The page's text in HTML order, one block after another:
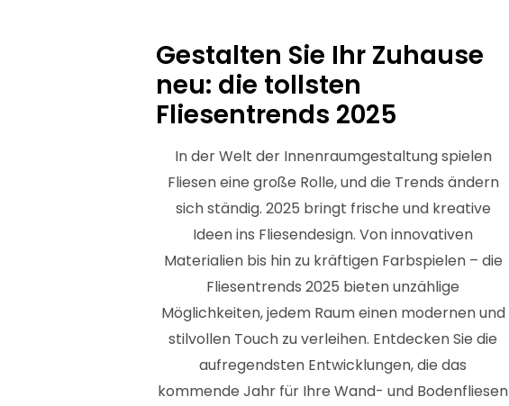
Gestalten Sie Ihr Zuhause
neu: die tollsten
Fliesentrends 2025
In der Welt der Innenraumgestaltung spielen
Fliesen eine große Rolle, und die Trends ändern
sich ständig. 2025 bringt frische und kreative
Ideen ins Fliesendesign. Von innovativen
Materialien bis hin zu kräftigen Farbspielen – die
Fliesentrends 2025 bieten unzählige
Möglichkeiten, jedem Raum einen modernen und
stilvollen Touch zu verleihen. Entdecken Sie die
aufregendsten Entwicklungen, die das
kommende Jahr für Ihre Wand- und Bodenfliesen